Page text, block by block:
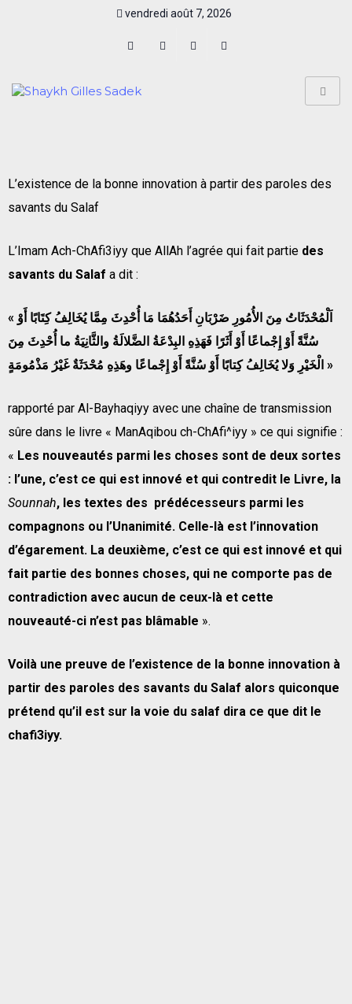
vendredi août 7, 2026
L’existence de la bonne innovation à partir des paroles des
savants du Salaf
L’Imam Ach-ChAfi3iyy que AllAh l’agrée qui fait partie des
savants du Salaf a dit :
« اَلْمُحْدَثَاتُ مِنَ الأُمُورِ ضَرْبَانِ أَحَدُهُمَا مَا أُحْدِثَ مِمَّا يُخَالِفُ كِتَابًا أَوْ
سُنَّةً أَوْ إِجْماعًا أَوْ أَثَرًا فَهَذِهِ البِدْعَةُ الضَّلالَةُ والثَّانِيَةُ ما أُحْدِثَ مِنَ
الْخَيْرِ وَلا يُخَالِفُ كِتابًا أَوْ سُنَّةً أَوْ إِجْماعًا وهَذِهِ مُحْدَثَةٌ غَيْرُ مَذْمُومَةٍ »
rapporté par Al-Bayhaqiyy avec une chaîne de transmission
sûre dans le livre « ManAqibou ch-ChAfi^iyy » ce qui signifie :
« Les nouveautés parmi les choses sont de deux sortes
: l’une, c’est ce qui est innové et qui contredit le Livre, la
Sounnah, les textes des prédécesseurs parmi les
compagnons ou l’Unanimité. Celle-là est l’innovation
d’égarement. La deuxième, c’est ce qui est innové et qui
fait partie des bonnes choses, qui ne comporte pas de
contradiction avec aucun de ceux-là et cette
nouveauté-ci n’est pas blâmable ».
Voilà une preuve de l’existence de la bonne innovation à
partir des paroles des savants du Salaf alors quiconque
prétend qu’il est sur la voie du salaf dira ce que dit le
chafi3iyy.